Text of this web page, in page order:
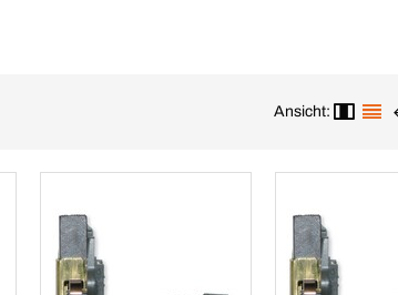
Ansicht: